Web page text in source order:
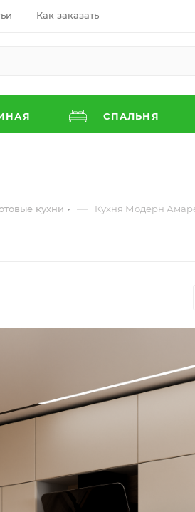
Как заказать
СПАЛЬНЯ
кухни — Кухня Модерн